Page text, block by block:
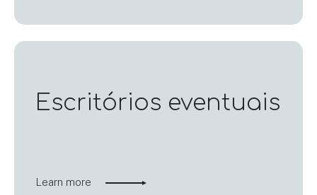
Escritórios eventuais
Learn more